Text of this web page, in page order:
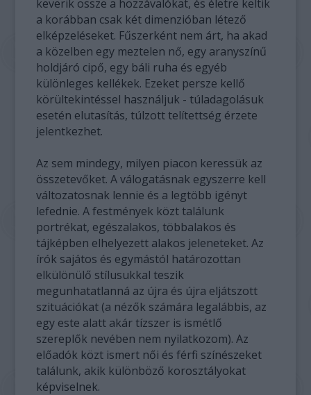
keverik össze a hozzávalókat, és életre keltik
a korábban csak két dimenzióban létező
elképzeléseket. Fűszerként nem árt, ha akad
a közelben egy meztelen nő, egy aranyszínű
holdjáró cipő, egy báli ruha és egyéb
különleges kellékek. Ezeket persze kellő
körültekintéssel használjuk - túladagolásuk
esetén elutasítás, túlzott telítettség érzete
jelentkezhet.
Az sem mindegy, milyen piacon keressük az
összetevőket. A válogatásnak egyszerre kell
változatosnak lennie és a legtöbb igényt
lefednie. A festmények közt találunk
portrékat, egészalakos, többalakos és
tájképben elhelyezett alakos jeleneteket. Az
írók sajátos és egymástól határozottan
elkülönülő stílusukkal teszik
megunhatatlanná az újra és újra eljátszott
szituációkat (a nézők számára legalábbis, az
egy este alatt akár tízszer is ismétlő
szereplők nevében nem nyilatkozom). Az
előadók közt ismert női és férfi színészeket
találunk, akik különböző korosztályokat
képviselnek.